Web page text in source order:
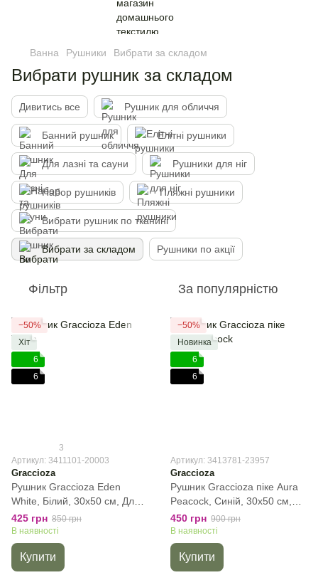
Ванна Рушники Вибрати за складом
Вибрати рушник за складом
Дивитись все Рушник для обличчя
Банний рушник Елітні рушники
Для лазні та сауни Рушники для ніг
Набор рушників Пляжні рушники
Вибрати рушник по тканині
Вибрати за складом Рушники по акції
Фільтр За популярністю
−50%
Хіт
6
6
3
Артикул: 3411101-20003
Graccioza
Рушник Graccioza Eden
White, Білий, 30х50 см, Для
рук
425 грн 850 грн
В наявності
Купити
−50%
Новинка
6
6
Артикул: 3413781-23957
Graccioza
Рушник Graccioza піке Aura
Peacock, Cиній, 30х50 см,
Для рук
450 грн 900 грн
В наявності
Купити